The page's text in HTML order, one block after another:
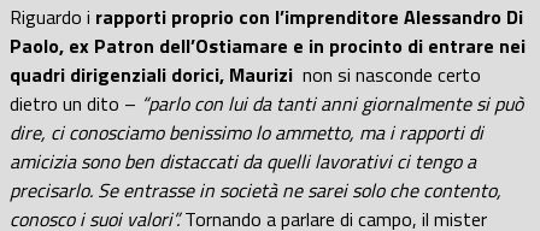
Riguardo i rapporti proprio con l’imprenditore Alessandro Di
Paolo, ex Patron dell’Ostiamare e in procinto di entrare nei
quadri dirigenziali dorici, Maurizi non si nasconde certo
dietro un dito – “parlo con lui da tanti anni giornalmente si può
dire, ci conosciamo benissimo lo ammetto, ma i rapporti di
amicizia sono ben distaccati da quelli lavorativi ci tengo a
precisarlo. Se entrasse in società ne sarei solo che contento,
conosco i suoi valori”.Tornando a parlare di campo, il mister